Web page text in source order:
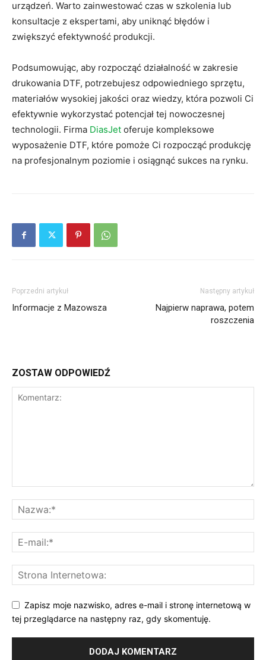
urządzeń. Warto zainwestować czas w szkolenia lub
konsultacje z ekspertami, aby uniknąć błędów i
zwiększyć efektywność produkcji.
Podsumowując, aby rozpocząć działalność w zakresie
drukowania DTF, potrzebujesz odpowiedniego sprzętu,
materiałów wysokiej jakości oraz wiedzy, która pozwoli Ci
efektywnie wykorzystać potencjał tej nowoczesnej
technologii. Firma DiasJet oferuje kompleksowe
wyposażenie DTF, które pomoże Ci rozpocząć produkcję
na profesjonalnym poziomie i osiągnąć sukces na rynku.
Poprzedni artykuł
Informacje z Mazowsza
Następny artykuł
Najpierw naprawa, potem
roszczenia
ZOSTAW ODPOWIEDŹ
Zapisz moje nazwisko, adres e-mail i stronę internetową w
tej przeglądarce na następny raz, gdy skomentuję.